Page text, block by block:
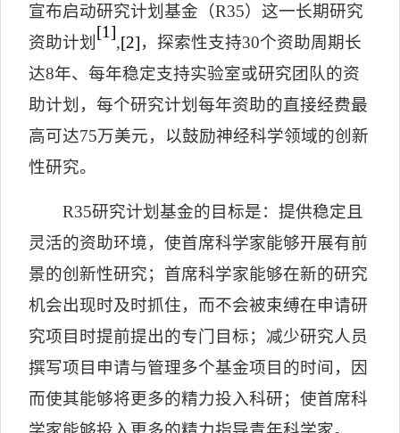
宣布启动研究计划基金（R35）这一长期研究
资助计划
[1]
,[2]，探索性支持30个资助周期长
达8年、每年稳定支持实验室或研究团队的资
助计划，每个研究计划每年资助的直接经费最
高可达75万美元，以鼓励神经科学领域的创新
性研究。
R35研究计划基金的目标是：提供稳定且
灵活的资助环境，使首席科学家能够开展有前
景的创新性研究；首席科学家能够在新的研究
机会出现时及时抓住，而不会被束缚在申请研
究项目时提前提出的专门目标；减少研究人员
撰写项目申请与管理多个基金项目的时间，因
而使其能够将更多的精力投入科研；使首席科